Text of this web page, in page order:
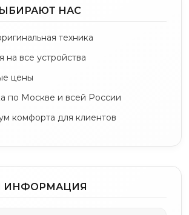
НАС
техника
на все устройства
цены
по Москве и всей России
комфорта для клиентов
ИНФОРМАЦИЯ